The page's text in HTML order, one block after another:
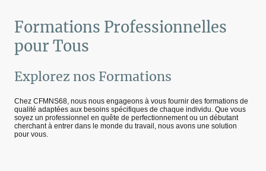
Formations Professionnelles
pour Tous
Explorez nos Formations
Chez CFMNS68, nous nous engageons à vous fournir des formations de
qualité adaptées aux besoins spécifiques de chaque individu. Que vous
soyez un professionnel en quête de perfectionnement ou un débutant
cherchant à entrer dans le monde du travail, nous avons une solution
pour vous.